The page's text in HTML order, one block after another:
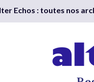
Echos : toutes nos